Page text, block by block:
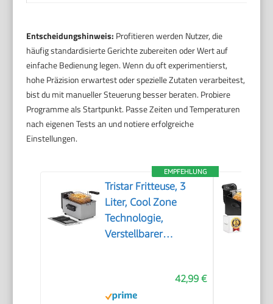
Entscheidungshinweis: Profitieren werden Nutzer, die
häufig standardisierte Gerichte zubereiten oder Wert auf
einfache Bedienung legen. Wenn du oft experimentierst,
hohe Präzision erwartest oder spezielle Zutaten verarbeitest,
bist du mit manueller Steuerung besser beraten. Probiere
Programme als Startpunkt. Passe Zeiten und Temperaturen
nach eigenen Tests an und notiere erfolgreiche
Einstellungen.
EMPFEHLUNG
Tristar Fritteuse, 3
Liter, Cool Zone
Technologie,
Verstellbarer
Teile, Sichtfenster,
Kabelaufbewahrung,
42,99 €